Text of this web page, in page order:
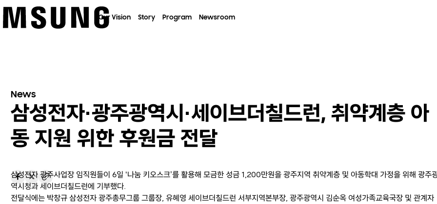
Our Vision Story Program Newsroom
News
삼성전자·광주광역시·세이브더칠드런, 취약계층 아
동 지원 위한 후원금 전달
삼성전자 광주사업장 임직원들이 6일 ‘나눔 키오스크’를 활용해 모금한 성금 1,200만원을 광주지역 취약계층 및 아동학대 가정을 위해 광주
역시청과 세이브더칠드런에 기부했다.
전달식에는 박창규 삼성전자 광주총무그룹 그룹장, 유혜영 세이브더칠드런 서부지역본부장, 광주광역시 김순옥 여성가족교육국장 및 관계자